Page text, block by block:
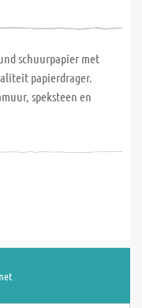
schuurpapier met
papierdrager.
speksteen en